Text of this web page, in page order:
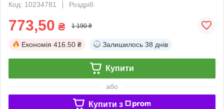
Код: 10234781
Роздріб
773,50 ₴ 1 190 ₴
Економія 416.50 ₴ Залишилось 38 днів
Купити
або
Купити з